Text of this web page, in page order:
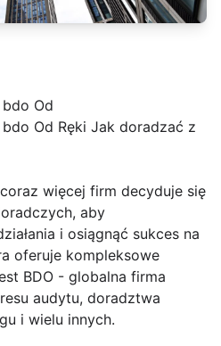
Od
Od Ręki Jak doradzać z
więcej firm decyduje się
aby
i osiągnąć sukces na
oferuje kompleksowe
BDO - globalna firma
audytu, doradztwa
i wielu innych.